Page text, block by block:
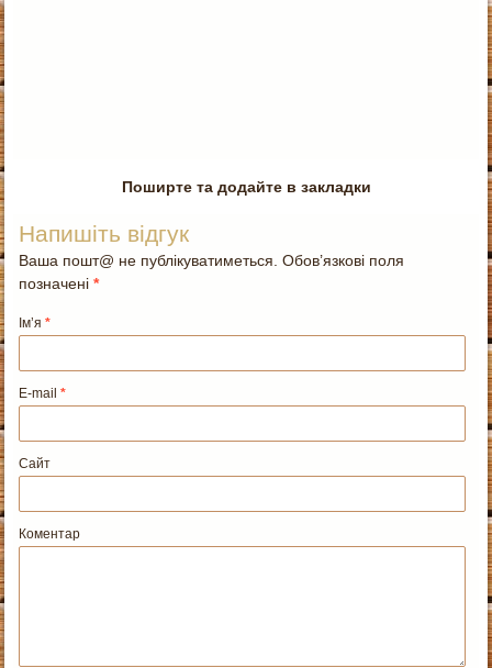
Поширте та додайте в закладки
Напишіть відгук
Ваша пошт@ не публікуватиметься. Обов’язкові поля
позначені*
Ім’я*
E-mail*
Сайт
Коментар